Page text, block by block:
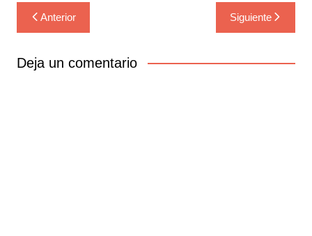
Navegación
de
entradas
Anterior Siguiente
Deja un comentario